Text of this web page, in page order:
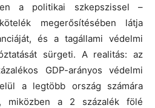
a politikai szkepszissel –
megerősítésében látja
és a tagállami védelmi
sürgeti. A realitás: az
GDP-arányos védelmi
a legtöbb ország számára
miközben a 2 százalék fölé